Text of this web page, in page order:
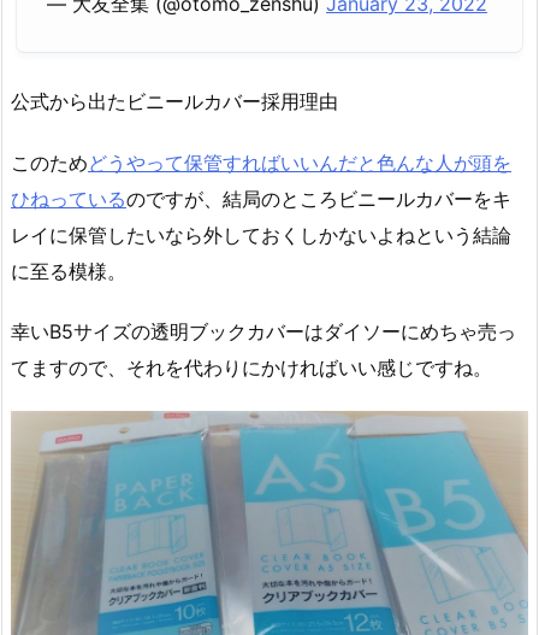
公式から出たビニールカバー採用理由
このためどうやって保管すればいいんだと色んな人が頭を
ひねっているのですが、結局のところビニールカバーをキ
レイに保管したいなら外しておくしかないよねという結論
に至る模様。
幸いB5サイズの透明ブックカバーはダイソーにめちゃ売っ
てますので、それを代わりにかければいい感じですね。